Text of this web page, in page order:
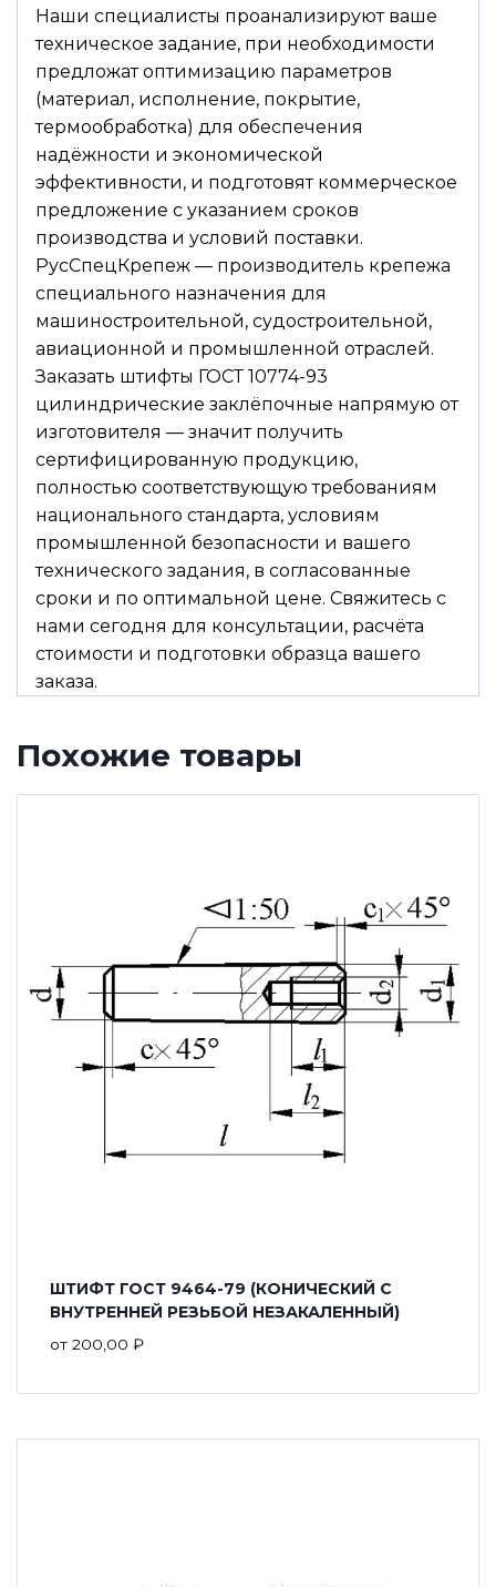
Наши специалисты проанализируют ваше
техническое задание, при необходимости
предложат оптимизацию параметров
(материал, исполнение, покрытие,
термообработка) для обеспечения
надёжности и экономической
эффективности, и подготовят коммерческое
предложение с указанием сроков
производства и условий поставки.
РусСпецКрепеж — производитель крепежа
специального назначения для
машиностроительной, судостроительной,
авиационной и промышленной отраслей.
Заказать штифты ГОСТ 10774-93
цилиндрические заклёпочные напрямую от
изготовителя — значит получить
сертифицированную продукцию,
полностью соответствующую требованиям
национального стандарта, условиям
промышленной безопасности и вашего
технического задания, в согласованные
сроки и по оптимальной цене. Свяжитесь с
нами сегодня для консультации, расчёта
стоимости и подготовки образца вашего
заказа.
Похожие товары
ШТИФТ ГОСТ 9464-79 (КОНИЧЕСКИЙ С
ВНУТРЕННЕЙ РЕЗЬБОЙ НЕЗАКАЛЕННЫЙ)
от 200,00 ₽